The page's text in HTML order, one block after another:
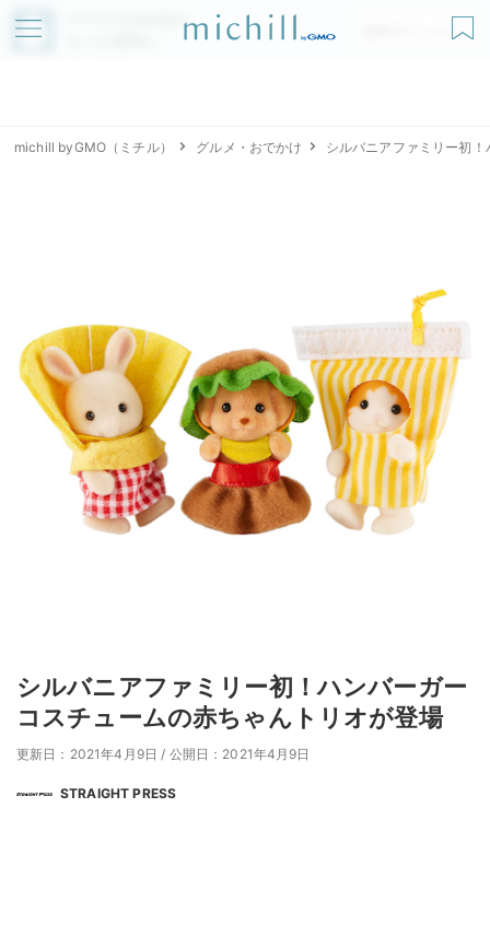
アプリでmichillが
無料ダウンロード
michill byGMO（ミチル） グルメ・おでかけ シルバニアファミリー初
シルバニアファミリー初！ハンバーガー
コスチュームの赤ちゃんトリオが登場
更新日：2021年4月9日 / 公開日：2021年4月9日
STRAIGHT PRESS